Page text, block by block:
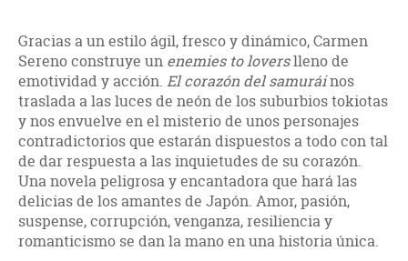
Gracias a un estilo ágil, fresco y dinámico, Carmen
Sereno construye un enemies toloverslleno de
emotividad y acción. El corazón del samuráinos
traslada a las luces de neón de los suburbios tokiotas
y nos envuelve en el misterio de unos personajes
contradictorios que estarán dispuestos a todo con tal
de dar respuesta a las inquietudes de su corazón.
Una novela peligrosa y encantadora que hará las
delicias de los amantes de Japón. Amor, pasión,
suspense, corrupción, venganza, resiliencia y
romanticismo se dan la mano en una historia única.